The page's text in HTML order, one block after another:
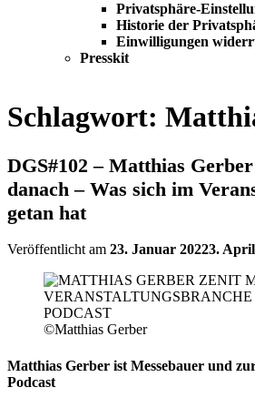
Privatsphäre-
Historie der
Einwilligungen
Presskit
Schlagwort:
DGS#102 – Matthias
danach – Was sich im
getan hat
Veröffentlicht am 23. Januar 20223.
©Matthias Gerber
Matthias Gerber ist Messebauer und
Podcast